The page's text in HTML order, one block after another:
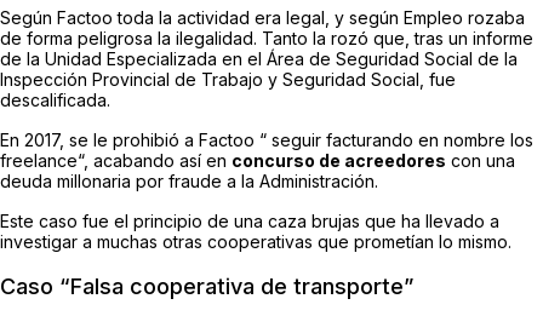
Según Factoo toda la actividad era legal, y según Empleo rozaba
de forma peligrosa la ilegalidad. Tanto la rozó que, tras un informe
de la Unidad Especializada en el Área de Seguridad Social de la
Inspección Provincial de Trabajo y Seguridad Social, fue
descalificada.
En 2017, se le prohibió a Factoo “ seguir facturando en nombre los
freelance“, acabando así en concurso de acreedores con una
deuda millonaria por fraude a la Administración.
Este caso fue el principio de una caza brujas que ha llevado a
investigar a muchas otras cooperativas que prometían lo mismo.
Caso “Falsa cooperativa de transporte”